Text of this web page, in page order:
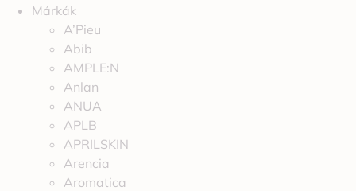
Márkák
A’Pieu
Abib
AMPLE:N
Anlan
ANUA
APLB
APRILSKIN
Arencia
Aromatica